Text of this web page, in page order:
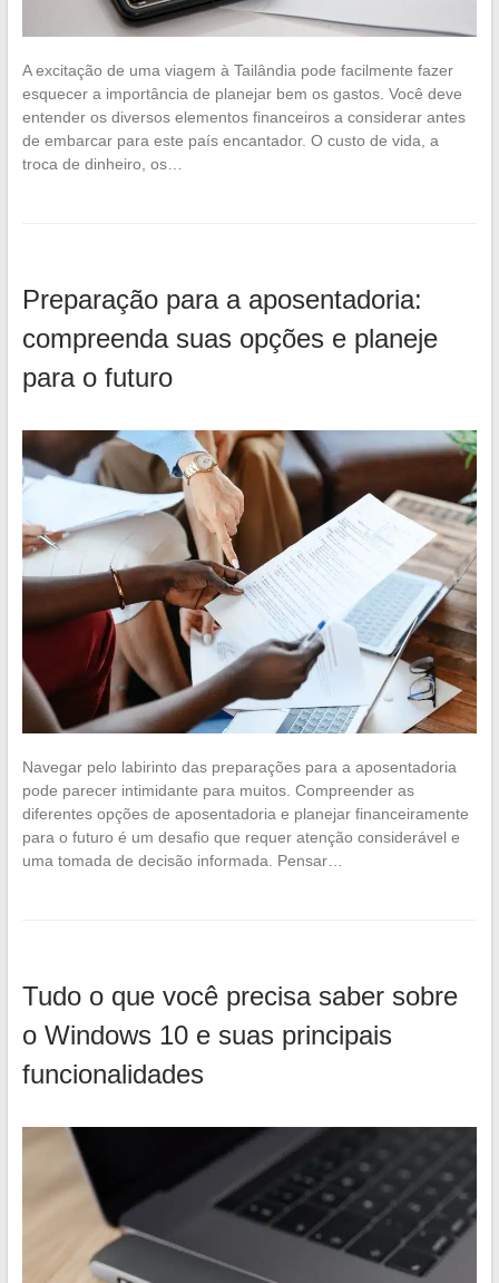
A excitação de uma viagem à Tailândia pode facilmente fazer
esquecer a importância de planejar bem os gastos. Você deve
entender os diversos elementos financeiros a considerar antes
de embarcar para este país encantador. O custo de vida, a
troca de dinheiro, os…
Preparação para a aposentadoria:
compreenda suas opções e planeje
para o futuro
Navegar pelo labirinto das preparações para a aposentadoria
pode parecer intimidante para muitos. Compreender as
diferentes opções de aposentadoria e planejar financeiramente
para o futuro é um desafio que requer atenção considerável e
uma tomada de decisão informada. Pensar…
Tudo o que você precisa saber sobre
o Windows 10 e suas principais
funcionalidades